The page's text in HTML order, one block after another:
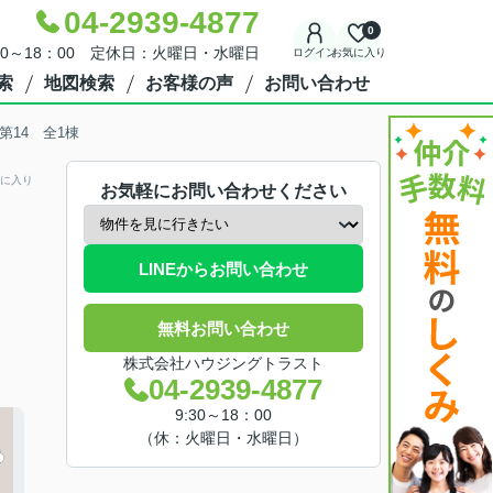
04-2939-4877
～18：00 定休日：火曜日・水曜日 ログインお気に入り
0
地図検索 お客様の声 お問い合わせ
第14 全1棟
入り
お気軽にお問い合わせください
LINEからお問い合わせ
無料お問い合わせ
株式会社ハウジングトラスト
04-2939-4877
9:30～18：00
（休：火曜日・水曜日）